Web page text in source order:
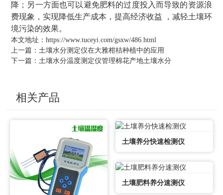
降；另一方面也可以避免肥料的过度投入而导致的资源浪
费现象，实现降低生产成本，提高经济收益 ，减轻土壤环
境污染的效果。
本文地址： https://www.tuceyi.com/gsxw/486.html
上一篇： 土壤水分测定仪在大雅柑桔种植中的应用
下一篇： 土壤水分温度测定仪管理棉花产地土壤水分
相关产品
土壤养分快速检测仪
土壤肥料养分速测仪